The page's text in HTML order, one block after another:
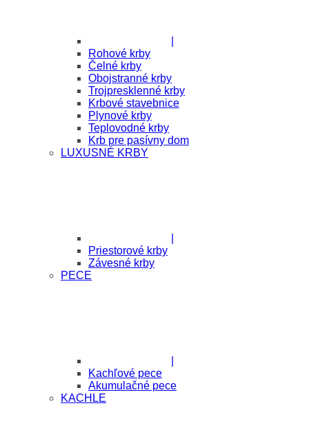
Rohové krby
Čelné krby
Obojstranné krby
Trojpresklenné krby
Krbové stavebnice
Plynové krby
Teplovodné krby
Krb pre pasívny dom
LUXUSNÉ KRBY
Priestorové krby
Závesné krby
PECE
Kachľové pece
Akumulačné pece
KACHLE